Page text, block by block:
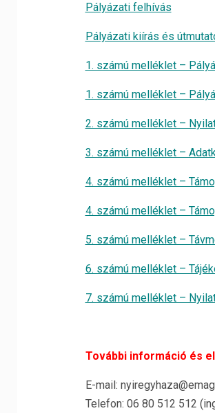
Pályázati felhívás
Pályázati kiírás és
1. számú melléklet –
1. számú melléklet –
2. számú melléklet –
3. számú melléklet –
4. számú melléklet –
4. számú melléklet –
5. számú melléklet –
6. számú melléklet –
7. számú melléklet –
További információ és
E-mail:
Telefon: 06 80 512 512